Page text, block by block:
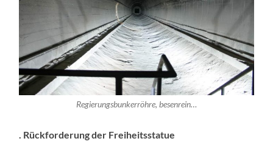
Regierungsbunkerröhre, besenrein…
. Rückforderung der Freiheitsstatue